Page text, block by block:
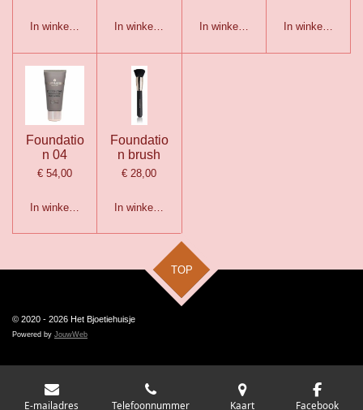
In winkelwagen In winkelwagen In winkelwagen In winkelwagen
Foundatio
n 04
€ 54,00
In winkelwagen
Foundatio
n brush
€ 28,00
In winkelwagen
TOP
© 2020 - 2026 Het Bjoetiehuisje
Powered by JouwWeb
E-mailadres Telefoonnummer Kaart Facebook